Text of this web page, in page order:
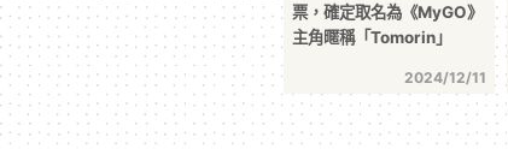
票，確定取名為《MyGO》
主角暱稱「Tomorin」
2024/12/11